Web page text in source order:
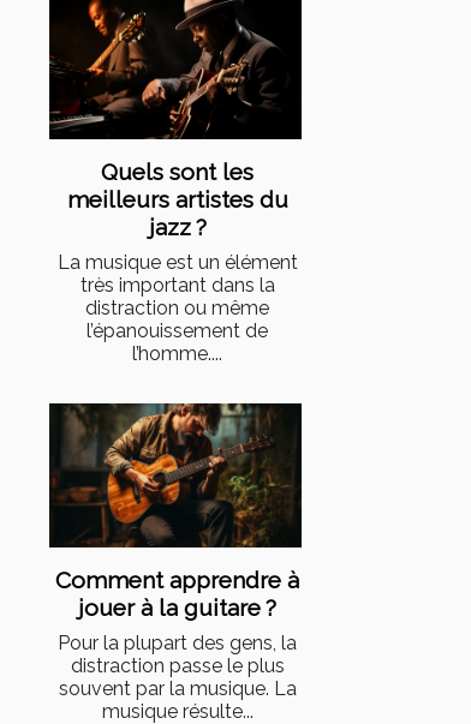
Quels sont les
meilleurs artistes du
jazz ?
La musique est un élément
très important dans la
distraction ou même
l’épanouissement de
l’homme....
Comment apprendre à
jouer à la guitare ?
Pour la plupart des gens, la
distraction passe le plus
souvent par la musique. La
musique résulte...